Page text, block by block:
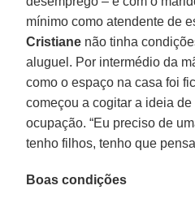
mínimo como atendente de
Cristiane não tinha
aluguel. Por intermédio da
como o espaço na casa foi
começou a cogitar a ideia de
ocupação. “Eu preciso de
tenho filhos, tenho que
Boas condições